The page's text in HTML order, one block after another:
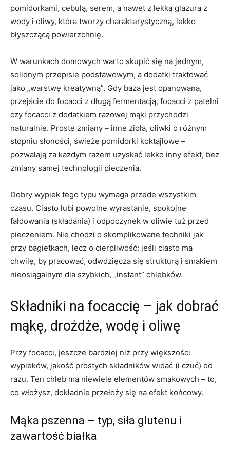
pomidorkami, cebulą, serem, a nawet z lekką glazurą z
wody i oliwy, która tworzy charakterystyczną, lekko
błyszczącą powierzchnię.
W warunkach domowych warto skupić się na jednym,
solidnym przepisie podstawowym, a dodatki traktować
jako „warstwę kreatywną”. Gdy baza jest opanowana,
przejście do focacci z długą fermentacją, focacci z patelni
czy focacci z dodatkiem razowej mąki przychodzi
naturalnie. Proste zmiany – inne zioła, oliwki o różnym
stopniu słoności, świeże pomidorki koktajlowe –
pozwalają za każdym razem uzyskać lekko inny efekt, bez
zmiany samej technologii pieczenia.
Dobry wypiek tego typu wymaga przede wszystkim
czasu. Ciasto lubi powolne wyrastanie, spokojne
fałdowania (składania) i odpoczynek w oliwie tuż przed
pieczeniem. Nie chodzi o skomplikowane techniki jak
przy bagietkach, lecz o cierpliwość: jeśli ciasto ma
chwilę, by pracować, odwdzięcza się strukturą i smakiem
nieosiągalnym dla szybkich, „instant” chlebków.
Składniki na focaccię – jak dobrać
mąkę, drożdże, wodę i oliwę
Przy focacci, jeszcze bardziej niż przy większości
wypieków, jakość prostych składników widać (i czuć) od
razu. Ten chleb ma niewiele elementów smakowych – to,
co włożysz, dokładnie przełoży się na efekt końcowy.
Mąka pszenna – typ, siła glutenu i
zawartość białka